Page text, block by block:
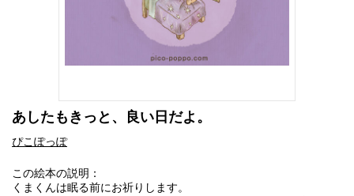
あしたもきっと、良い日だよ。
ぴこぽっぽ
この絵本の説明：
くまくんは眠る前にお祈りします。